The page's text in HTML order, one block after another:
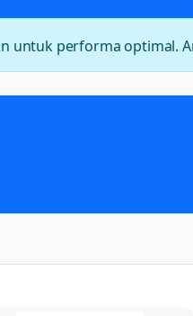
untuk performa optimal.